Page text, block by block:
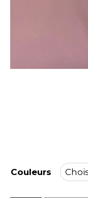
Couleurs